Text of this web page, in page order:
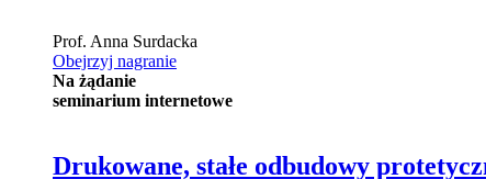
Prof. Anna Surdacka
Obejrzyj nagranie
Na żądanie
seminarium internetowe
Drukowane, stałe odbudowy